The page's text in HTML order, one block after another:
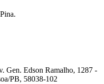
Gen. Edson Ramalho, 1287 -
PB, 58038-102